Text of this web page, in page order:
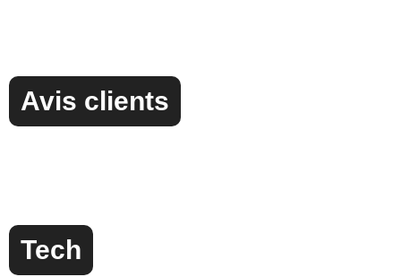
Avis clients
Tech